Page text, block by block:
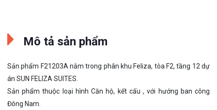
Mô tả sản phẩm
Sản phẩm F21203A nằm trong phân khu Feliza, tòa F2, tầng 12 dự
án SUN FELIZA SUITES.
Sản phẩm thuộc loại hình Căn hộ, kết cấu , với hướng ban công
Đông Nam.